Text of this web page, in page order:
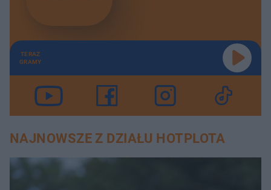
TERAZ
GRAMY
NAJNOWSZE Z DZIAŁU HOTPLOTA